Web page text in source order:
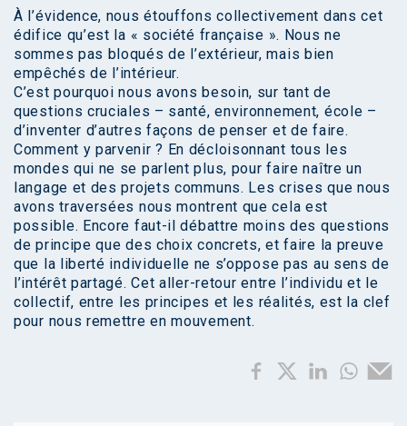
À l’évidence, nous étouffons collectivement dans cet
édifice qu’est la « société française ». Nous ne
sommes pas bloqués de l’extérieur, mais bien
empêchés de l’intérieur.
C’est pourquoi nous avons besoin, sur tant de
questions cruciales – santé, environnement, école –
d’inventer d’autres façons de penser et de faire.
Comment y parvenir ? En décloisonnant tous les
mondes qui ne se parlent plus, pour faire naître un
langage et des projets communs. Les crises que nous
avons traversées nous montrent que cela est
possible. Encore faut-il débattre moins des questions
de principe que des choix concrets, et faire la preuve
que la liberté individuelle ne s’oppose pas au sens de
l’intérêt partagé. Cet aller-retour entre l’individu et le
collectif, entre les principes et les réalités, est la clef
pour nous remettre en mouvement.